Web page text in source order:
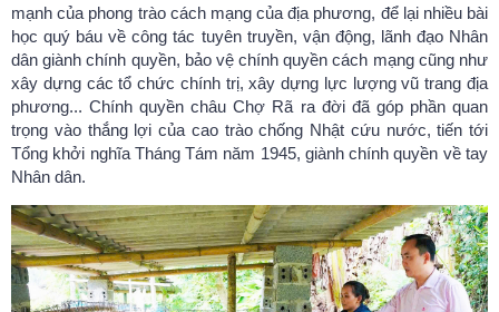
mạnh của phong trào cách mạng của địa phương, để lại nhiều bài
học quý báu về công tác tuyên truyền, vận động, lãnh đạo Nhân
dân giành chính quyền, bảo vệ chính quyền cách mạng cũng như
xây dựng các tổ chức chính trị, xây dựng lực lượng vũ trang địa
phương... Chính quyền châu Chợ Rã ra đời đã góp phần quan
trọng vào thắng lợi của cao trào chống Nhật cứu nước, tiến tới
Tổng khởi nghĩa Tháng Tám năm 1945, giành chính quyền về tay
Nhân dân.
Nhiều hoạt động hấp dẫn khách du lịch tại Lễ hội mùa Thu Sa Pa
2024